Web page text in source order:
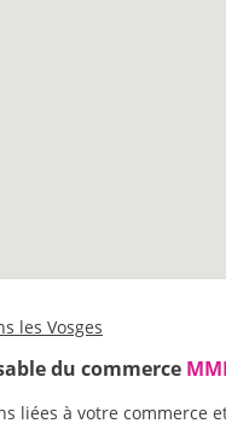
les Vosges
du commerce
liées à votre commerce